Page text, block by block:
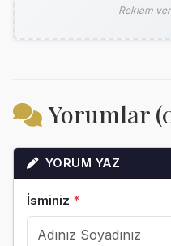
Reklam
Yorumlar
YORUM YAZ
İsminiz *